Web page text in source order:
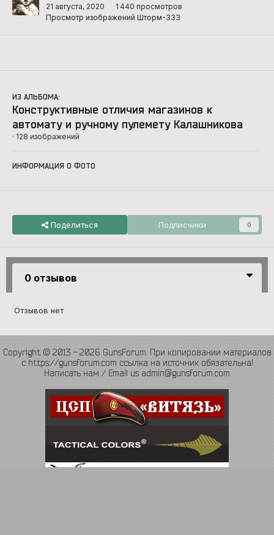
21 августа, 2020
1 440 просмотров
Просмотр изображений Шторм-333
ИЗ АЛЬБОМА:
Конструктивные отличия магазинов к
автомату и ручному пулемету Калашникова
· 128 изображений
ИНФОРМАЦИЯ О ФОТО
Поделиться Подписчики 0
0 отзывов
Отзывов нет
Copyright © 2013 - 2026 GunsForum. При копировании материалов
с https://gunsforum.com ссылка на источник обязательна!
Написать нам / Email us admin@gunsforum.com